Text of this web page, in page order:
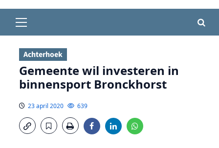
menu
Achterhoek
Gemeente wil investeren in
binnensport Bronckhorst
23 april 2020 639